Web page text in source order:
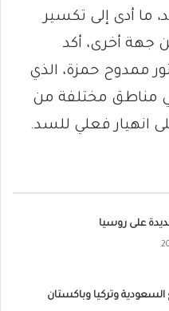
ما أدى إلى تكسير
جهة أخرى، أكد
ممدوح حمزة، الذي
مناطق مختلفة من
انهيار فعلي للسد.
على روسيا
السعودية وتركيا وباكستان